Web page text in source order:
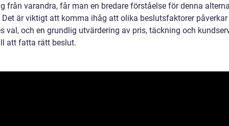
från varandra, får man en bredare förståelse för denna
är viktigt att komma ihåg att olika beslutsfaktorer påverkar
val, och en grundlig utvärdering av pris, täckning och
att fatta rätt beslut.